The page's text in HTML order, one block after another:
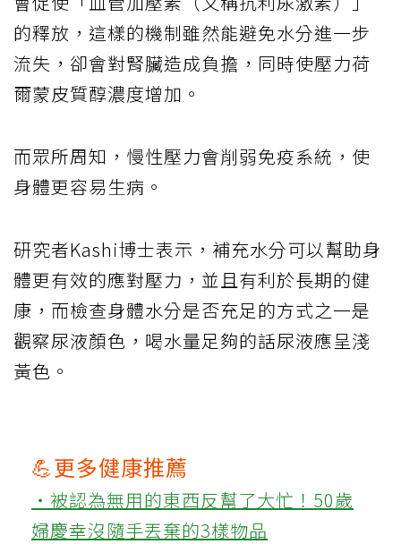
的釋放，這樣的機制雖然能避免水分進一步
流失，卻會對腎臟造成負擔，同時使壓力荷
爾蒙皮質醇濃度增加。
而眾所周知，慢性壓力會削弱免疫系統，使
身體更容易生病。
研究者Kashi博士表示，補充水分可以幫助身
體更有效的應對壓力，並且有利於長期的健
康，而檢查身體水分是否充足的方式之一是
觀察尿液顏色，喝水量足夠的話尿液應呈淺
黃色。
💪更多健康推薦
‧被認為無用的東西反幫了大忙！50歲
婦慶幸沒隨手丟棄的3樣物品